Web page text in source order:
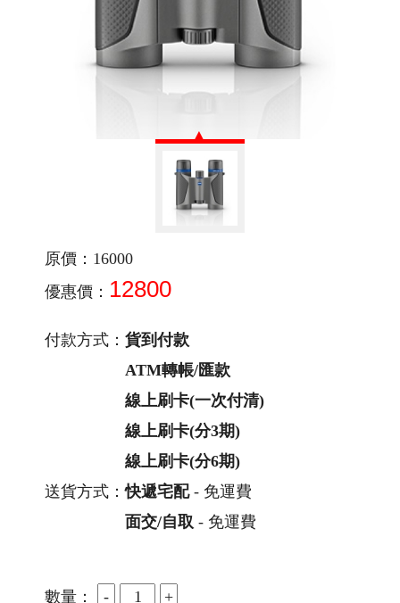
原價：16000
優惠價： 12800
付款方式： 貨到付款
ATM轉帳/匯款
線上刷卡(一次付清)
線上刷卡(分3期)
線上刷卡(分6期)
送貨方式：快遞宅配- 免運費
面交/自取 - 免運費
數量：